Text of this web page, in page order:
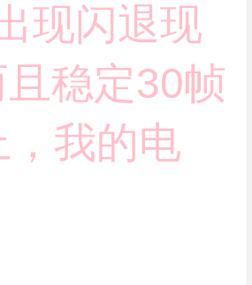
现闪退现
稳定30帧
，我的电